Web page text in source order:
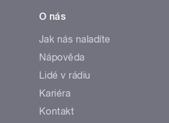
O nás
Jak nás naladíte
Nápověda
Lidé v rádiu
Kariéra
Kontakt